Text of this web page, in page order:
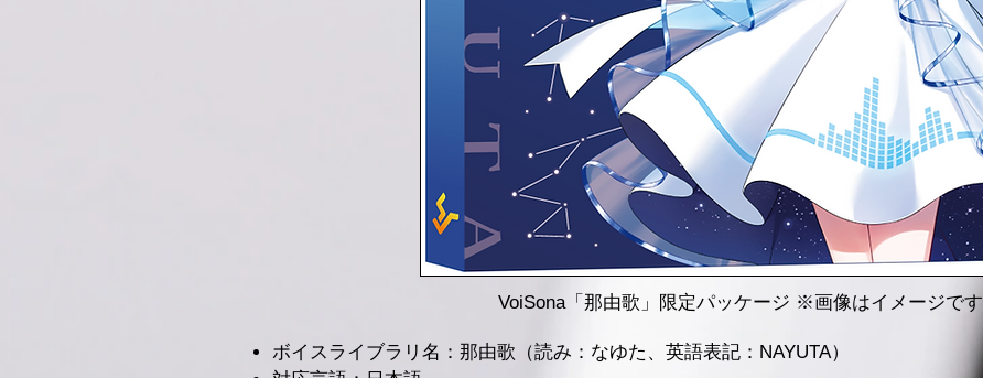
VoiSona「那由歌」限定パッケージ ※画像はイメージです
ボイスライブラリ名：那由歌（読み：なゆた、英語表記：NAYUTA）